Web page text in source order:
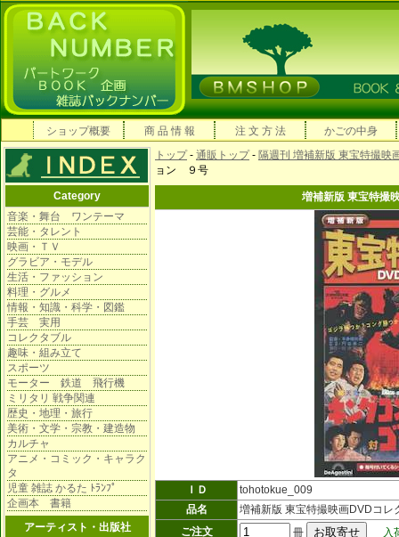
ショップ概要 商 品 情 報 注 文 方 法 かごの中身
Category
音楽・舞台 ワンテーマ
芸能・タレント
映画・ＴＶ
グラビア・モデル
生活・ファッション
料理・グルメ
情報・知識・科学・図鑑
手芸 実用
コレクタブル
趣味・組み立て
スポーツ
モーター 鉄道 飛行機
ミリタリ 戦争関連
歴史・地理・旅行
美術・文学・宗教・建造物
カルチャ
アニメ・コミック・キャラク
タ
児童 雑誌 かるた ﾄﾗﾝﾌﾟ
企画本 書籍
アーティスト・出版社
トップ- 通販トップ- 隔週刊 増補新版 東宝特撮映
ョン ９号
増補新版 東宝特撮
ＩＤ
tohotokue_009
品名
増補新版 東宝特撮映画DVDコ
ご注文
冊
入